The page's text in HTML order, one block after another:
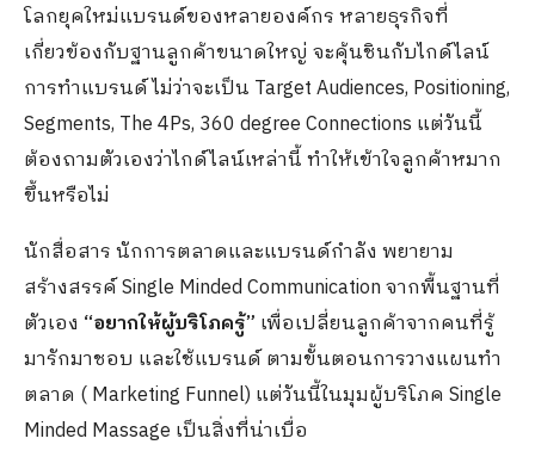
โลกยุคใหม่แบรนด์ของหลายองค์กร หลายธุรกิจที่
เกี่ยวข้องกับฐานลูกค้าขนาดใหญ่ จะคุ้นชินกับไกด์ไลน์
การทำแบรนด์ ไม่ว่าจะเป็น Target Audiences, Positioning,
Segments, The 4Ps, 360 degree Connections แต่วันนี้
ต้องถามตัวเองว่าไกด์ไลน์เหล่านี้ ทำให้เข้าใจลูกค้าหมาก
ขึ้นหรือไม่
นักสื่อสาร นักการตลาดและแบรนด์กำลัง พยายาม
สร้างสรรค์ Single Minded Communication จากพื้นฐานที่
ตัวเอง “อยากให้ผู้บริโภครู้” เพื่อเปลี่ยนลูกค้าจากคนที่รู้
มารักมาชอบ และใช้แบรนด์ ตามขั้นตอนการวางแผนทำ
ตลาด ( Marketing Funnel) แต่วันนี้ในมุมผู้บริโภค Single
Minded Massage เป็นสิ่งที่น่าเบื่อ